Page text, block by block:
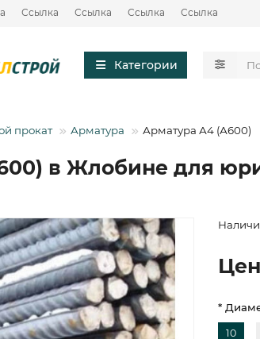
Ссылка Ссылка Ссылка Ссылка
Категории
прокат Арматура Арматура А4 (А600)
в Жлобине для
*
10